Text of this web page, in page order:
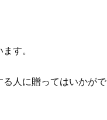
す。
人に贈ってはいかがで